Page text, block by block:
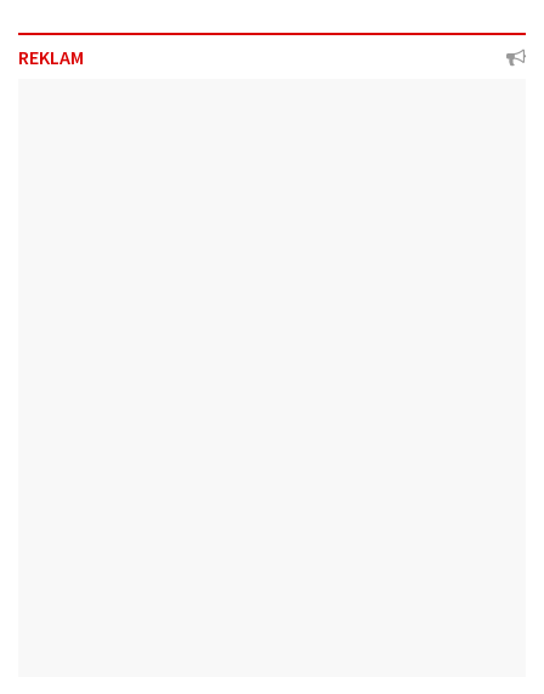
REKLAM